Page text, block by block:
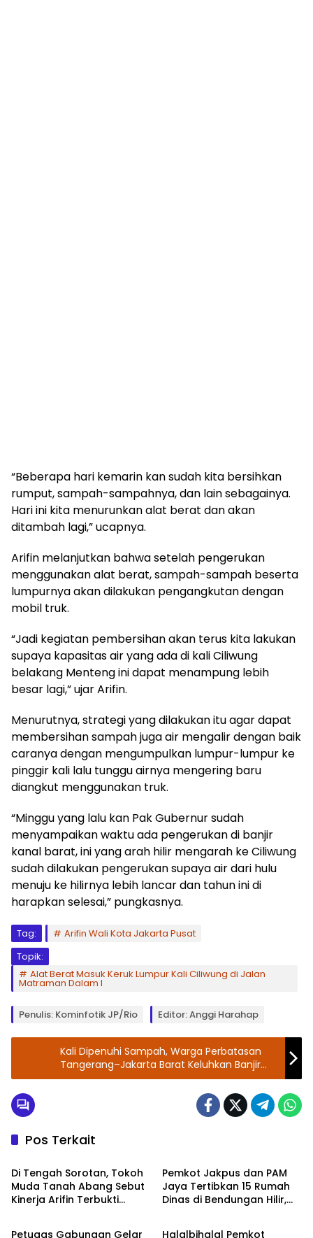
“Beberapa hari kemarin kan sudah kita bersihkan
rumput, sampah-sampahnya, dan lain sebagainya.
Hari ini kita menurunkan alat berat dan akan
ditambah lagi,” ucapnya.
Arifin melanjutkan bahwa setelah pengerukan
menggunakan alat berat, sampah-sampah beserta
lumpurnya akan dilakukan pengangkutan dengan
mobil truk.
“Jadi kegiatan pembersihan akan terus kita lakukan
supaya kapasitas air yang ada di kali Ciliwung
belakang Menteng ini dapat menampung lebih
besar lagi,” ujar Arifin.
Menurutnya, strategi yang dilakukan itu agar dapat
membersihan sampah juga air mengalir dengan baik
caranya dengan mengumpulkan lumpur-lumpur ke
pinggir kali lalu tunggu airnya mengering baru
diangkut menggunakan truk.
“Minggu yang lalu kan Pak Gubernur sudah
menyampaikan waktu ada pengerukan di banjir
kanal barat, ini yang arah hilir mengarah ke Ciliwung
sudah dilakukan pengerukan supaya air dari hulu
menuju ke hilirnya lebih lancar dan tahun ini di
harapkan selesai,” pungkasnya.
Tag:
Arifin Wali Kota Jakarta Pusat
Topik:
Alat Berat Masuk Keruk Lumpur Kali Ciliwung di Jalan
Matraman Dalam I
Penulis: Kominfotik JP/Rio Editor: Anggi Harahap
Kali Dipenuhi Sampah, Warga Perbatasan
Tangerang–Jakarta Barat Keluhkan Banjir
Berulang
Pos Terkait
Walikota Jakarta Pusat
Di Tengah Sorotan, Tokoh
Muda Tanah Abang Sebut
Kinerja Arifin Terbukti
Pemkot Jakpus dan PAM
Jaya Tertibkan 15 Rumah
Dinas di Bendungan Hilir,
Walikota Jakarta Pusat
Petugas Gabungan Gelar
Walikota Jakarta Pusat
Halalbihalal Pemkot